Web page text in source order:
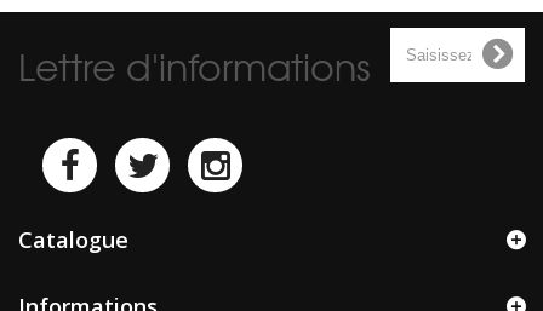
Lettre d'informations
Catalogue